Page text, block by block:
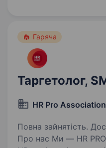
Гаряча
Таргетолог,
HR Pro Association
Повна зайнятість.
Про нас Ми — HR